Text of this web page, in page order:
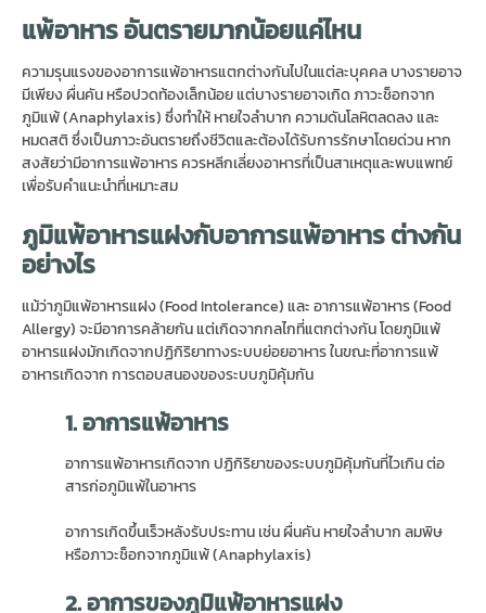
แพ้อาหารอันตรายมากน้อยแค่ไหน
ความรุนแรงของอาการแพ้อาหารแตกต่างกันไปในแต่ละบุคคล บางรายอาจ
มีเพียง ผื่นคัน หรือปวดท้องเล็กน้อย แต่บางรายอาจเกิด ภาวะช็อกจาก
ภูมิแพ้ (Anaphylaxis) ซึ่งทำให้ หายใจลำบาก ความดันโลหิตลดลง และ
หมดสติ ซึ่งเป็นภาวะอันตรายถึงชีวิตและต้องได้รับการรักษาโดยด่วน หาก
สงสัยว่ามีอาการแพ้อาหาร ควรหลีกเลี่ยงอาหารที่เป็นสาเหตุและพบแพทย์
เพื่อรับคำแนะนำที่เหมาะสม
ภูมิแพ้อาหารแฝงกับอาการแพ้อาหาร ต่างกัน
อย่างไร
แม้ว่าภูมิแพ้อาหารแฝง (Food Intolerance) และ อาการแพ้อาหาร (Food
Allergy) จะมีอาการคล้ายกัน แต่เกิดจากกลไกที่แตกต่างกัน โดยภูมิแพ้
อาหารแฝงมักเกิดจากปฏิกิริยาทางระบบย่อยอาหาร ในขณะที่อาการแพ้
อาหารเกิดจาก การตอบสนองของระบบภูมิคุ้มกัน
1.อาการแพ้อาหาร
อาการแพ้อาหารเกิดจาก ปฏิกิริยาของระบบภูมิคุ้มกันที่ไวเกิน ต่อ
สารก่อภูมิแพ้ในอาหาร
อาการเกิดขึ้นเร็วหลังรับประทาน เช่น ผื่นคัน หายใจลำบาก ลมพิษ
หรือภาวะช็อกจากภูมิแพ้ (Anaphylaxis)
2.อาการของภูมิแพ้อาหารแฝง